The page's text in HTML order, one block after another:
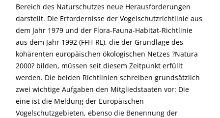
Bereich des Naturschutzes neue Herausforderungen
darstellt. Die Erfordernisse der Vogelschutzrichtlinie aus
dem Jahr 1979 und der Flora-Fauna-Habitat-Richtlinie
aus dem Jahr 1992 (FFH-RL), die der Grundlage des
kohärenten europäischen ökologischen Netzes ?Natura
2000? bilden, müssen seit diesem Zeitpunkt erfüllt
werden. Die beiden Richtlinien schreiben grundsätzlich
zwei wichtige Aufgaben den Mitgliedstaaten vor: Die
eine ist die Meldung der Europäischen
Vogelschutzgebieten, ebenso die Benennung der